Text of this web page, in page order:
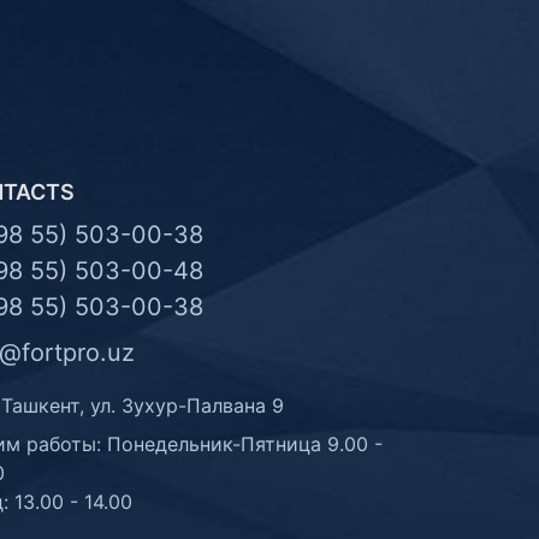
55) 503-00-38
55) 503-00-48
55) 503-00-38
ул. Зухур-Палвана 9
работы: Понедельник-Пятница 9.00 -
13.00 - 14.00